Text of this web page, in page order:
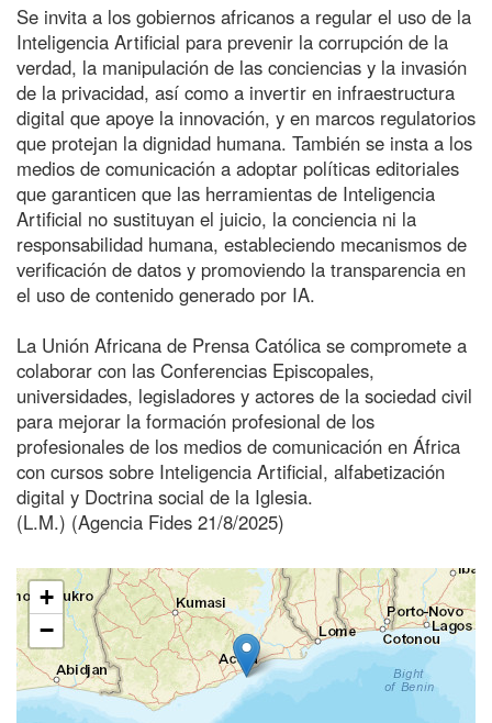
Se invita a los gobiernos africanos a regular el uso de la
Inteligencia Artificial para prevenir la corrupción de la
verdad, la manipulación de las conciencias y la invasión
de la privacidad, así como a invertir en infraestructura
digital que apoye la innovación, y en marcos regulatorios
que protejan la dignidad humana. También se insta a los
medios de comunicación a adoptar políticas editoriales
que garanticen que las herramientas de Inteligencia
Artificial no sustituyan el juicio, la conciencia ni la
responsabilidad humana, estableciendo mecanismos de
verificación de datos y promoviendo la transparencia en
el uso de contenido generado por IA.
La Unión Africana de Prensa Católica se compromete a
colaborar con las Conferencias Episcopales,
universidades, legisladores y actores de la sociedad civil
para mejorar la formación profesional de los
profesionales de los medios de comunicación en África
con cursos sobre Inteligencia Artificial, alfabetización
digital y Doctrina social de la Iglesia.
(L.M.) (Agencia Fides 21/8/2025)
+
−